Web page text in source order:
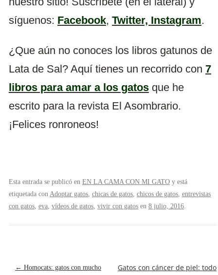
síguenos: Facebook, Twitter, Instagram.
¿Que aún no conoces los libros gatunos de
Lata de Sal? Aquí tienes un recorrido con 7
libros para amar a los gatos que he
escrito para la revista El Asombrario.
¡Felices ronroneos!
Esta entrada se publicó en EN LA CAMA CON MI GATO y está
etiquetada con Adoptar gatos chicas de gatos chicos de gatos entrevistas
con gatos eva vídeos de gatos vivir con gatos en 8 julio, 2016
NAVEGACIÓN
← Homocats: gatos con mucho
Gatos con cáncer de piel: todo